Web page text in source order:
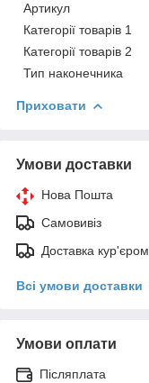
Артикул
Категорії товарів 1
Категорії товарів 2
Тип наконечника
Приховати
Умови доставки
Нова Пошта
Самовивіз
Доставка кур'єром
Всі умови доставки
Умови оплати
Післяплата